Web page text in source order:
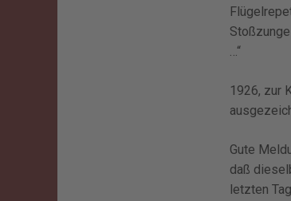
…“
1926, zur
Gute
daß
letzten